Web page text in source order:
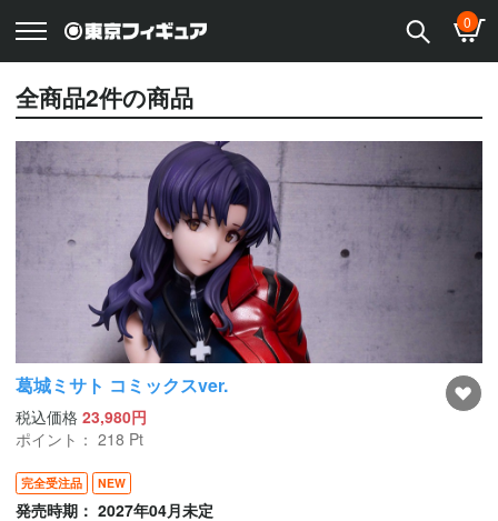
0
全商品2件の商品
葛城ミサト コミックスver.
税込価格 23,980円
ポイント： 218 Pt
完全受注品 NEW
発売時期： 2027年04月未定